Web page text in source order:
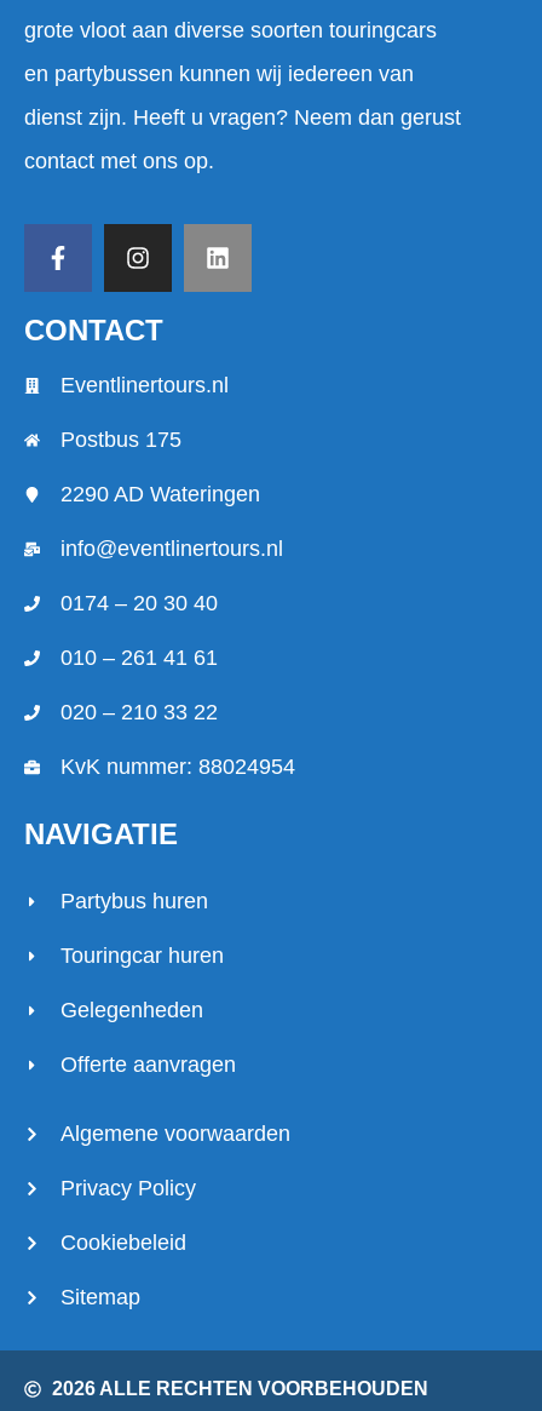
grote vloot aan diverse soorten touringcars
en partybussen kunnen wij iedereen van
dienst zijn. Heeft u vragen? Neem dan gerust
contact met ons op.
CONTACT
Eventlinertours.nl
Postbus 175
2290 AD Wateringen
info@eventlinertours.nl
0174 – 20 30 40
010 – 261 41 61
020 – 210 33 22
KvK nummer: 88024954
NAVIGATIE
Partybus huren
Touringcar huren
Gelegenheden
Offerte aanvragen
Algemene voorwaarden
Privacy Policy
Cookiebeleid
Sitemap
2026 ALLE RECHTEN VOORBEHOUDEN